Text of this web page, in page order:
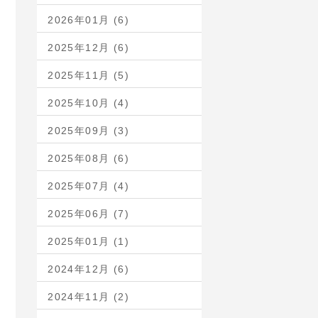
2026年01月 (6)
2025年12月 (6)
2025年11月 (5)
2025年10月 (4)
2025年09月 (3)
2025年08月 (6)
2025年07月 (4)
2025年06月 (7)
2025年01月 (1)
2024年12月 (6)
2024年11月 (2)